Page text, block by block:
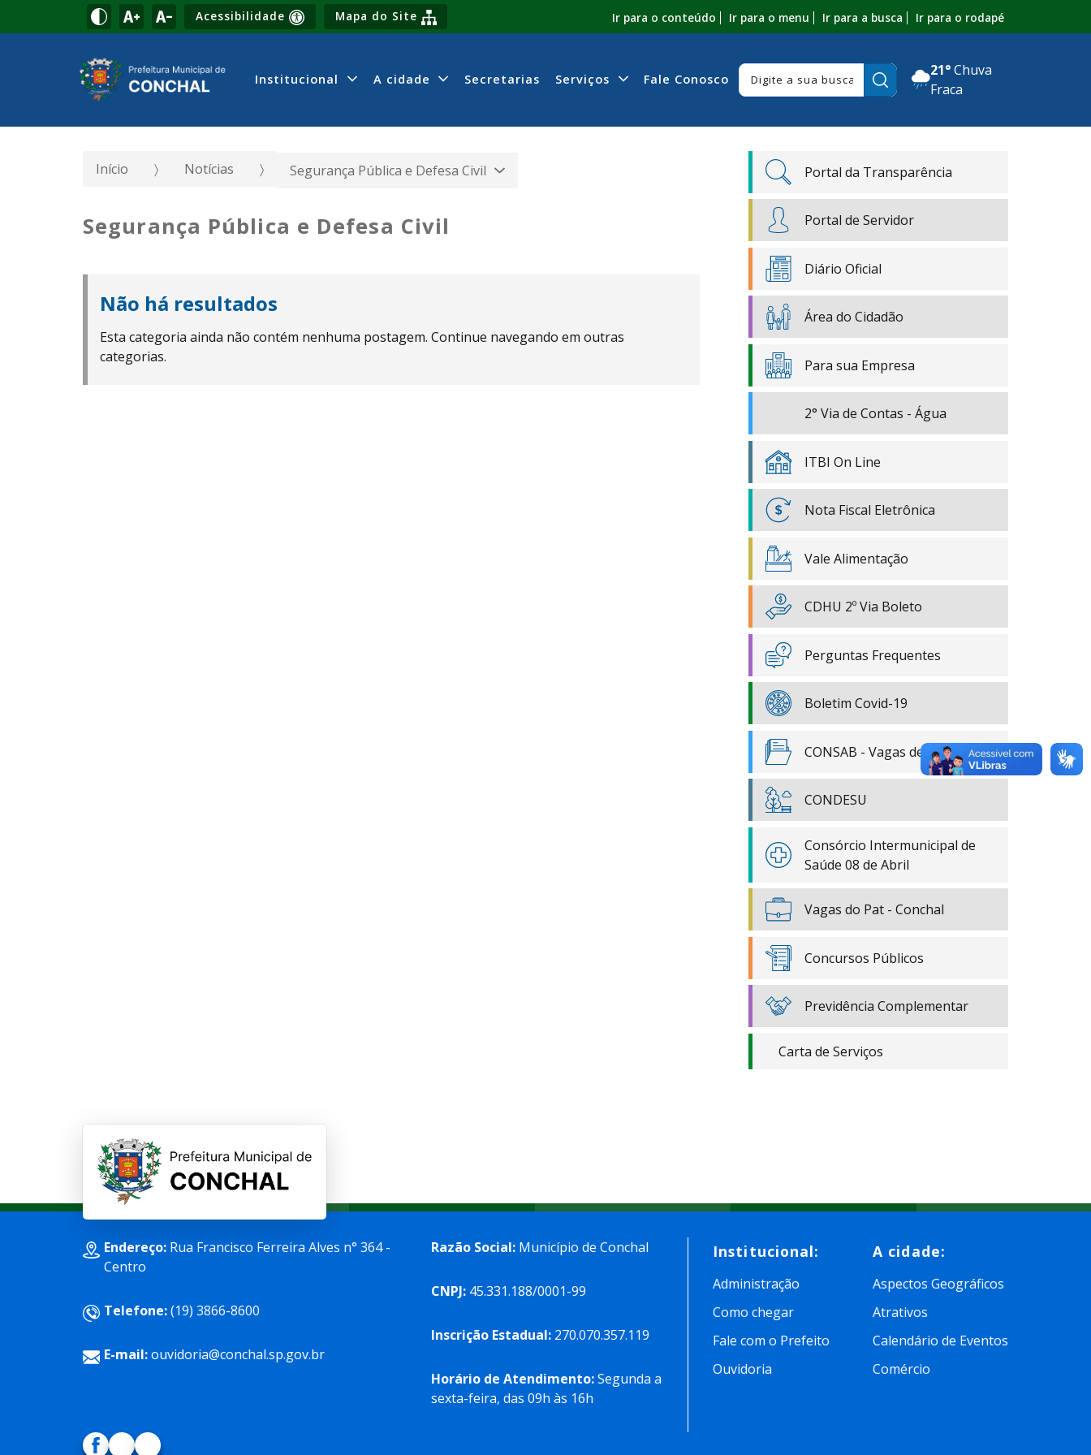
Acessibilidade Mapa do Site Ir para o conteúdo Ir para o menu Ir para a busca Ir para o rodapé
Institucional A cidade Secretarias Serviços Fale Conosco Pesquisar:
21° Chuva
Fraca
Início Notícias Segurança Pública e Defesa Civil
Segurança Pública e Defesa Civil
Não há resultados
Esta categoria ainda não contém nenhuma postagem. Continue navegando em outras
categorias.
Portal da Transparência
Portal de Servidor
Diário Oficial
Área do Cidadão
Para sua Empresa
2° Via de Contas - Água
ITBI On Line
Nota Fiscal Eletrônica
Vale Alimentação
CDHU 2º Via Boleto
Perguntas Frequentes
Boletim Covid-19
CONSAB - Vagas de Emprego
CONDESU
Consórcio Intermunicipal de
Saúde 08 de Abril
Vagas do Pat - Conchal
Concursos Públicos
Previdência Complementar
Carta de Serviços
Endereço:Rua Francisco Ferreira Alves n° 364 -
Centro
Telefone:(19) 3866-8600
E-mail:ouvidoria@conchal.sp.gov.br
Razão Social: Município de Conchal
CNPJ: 45.331.188/0001-99
Inscrição Estadual: 270.070.357.119
Horário de Atendimento:Segunda a
sexta-feira, das 09h às 16h
Institucional:
Administração
Como chegar
Fale com o Prefeito
Ouvidoria
A cidade:
Aspectos Geográficos
Atrativos
Calendário de Eventos
Comércio